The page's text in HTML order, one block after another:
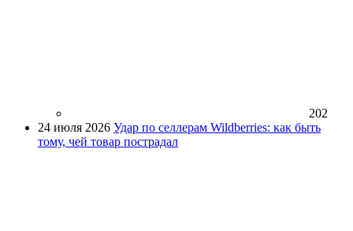
202
24 июля 2026 Удар по селлерам Wildberries: как быть
тому, чей товар пострадал